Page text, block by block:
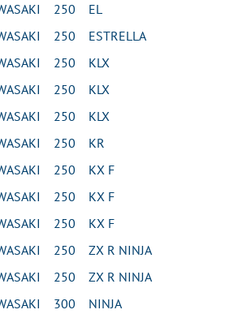
250 EL
250 ESTRELLA
250 KLX
250 KLX
250 KLX
250 KR
250 KX F
250 KX F
250 KX F
250 ZX R NINJA
250 ZX R NINJA
300 NINJA